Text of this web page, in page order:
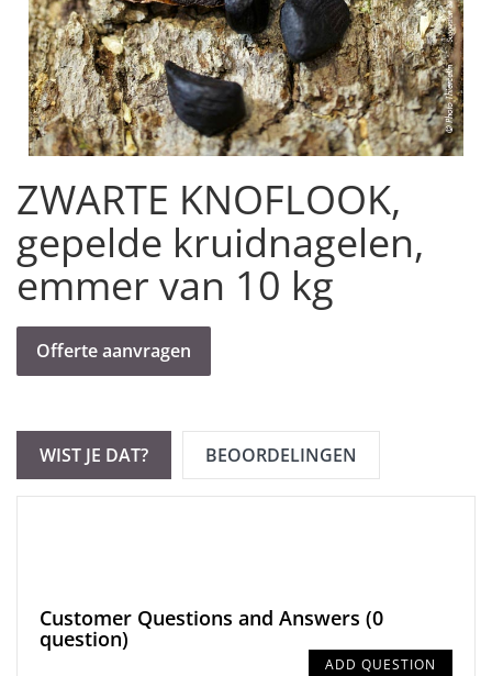
ZWARTE KNOFLOOK,
gepelde kruidnagelen,
emmer van 10 kg
Offerte aanvragen
WIST JE DAT? BEOORDELINGEN
Customer Questions and Answers (0
question)
ADD QUESTION